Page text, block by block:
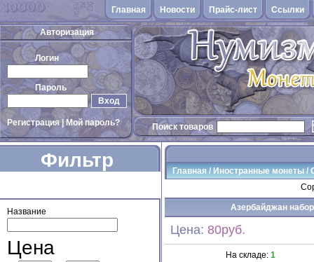
Главная Новости Прайс-лист Cсылки
Авторизация
Логин
Пароль
Вход
Регистрация|Мой пароль? Поиск товаров
Фильтр
Название
Цена
Главная / Иностранные монеты/
Азербайджан
Цена: 80руб.
На складе: 1